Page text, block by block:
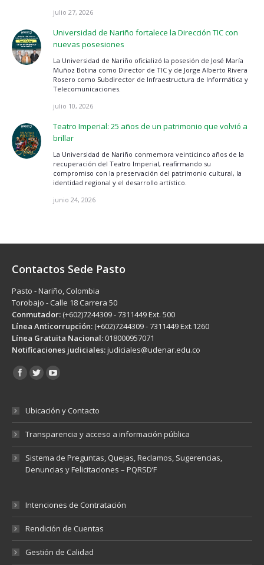
julio 27, 2026
Universidad de Nariño fortalece la Dirección TIC con
nuevas posesiones
La Universidad de Nariño oficializó la posesión de José María
Muñoz Botina como Director de TIC y de Jorge Alberto Rivera
Rosero como Subdirector de Infraestructura de Informática y
Telecomunicaciones.
julio 10, 2026
Teatro Imperial: 25 años de un patrimonio que volvió a
brillar
La Universidad de Nariño conmemora veinticinco años de la
recuperación del Teatro Imperial, reafirmando su
compromiso con la preservación del patrimonio cultural, la
identidad regional y el desarrollo artístico.
junio 24, 2026
Contactos Sede Pasto
Pasto - Nariño, Colombia
Torobajo - Calle 18 Carrera 50
Conmutador: (+602)7244309 - 7311449 Ext. 500
Línea Anticorrupción: (+602)7244309 - 7311449 Ext.1260
Línea Gratuita Nacional: 018000957071
Notificaciones judiciales:judiciales@udenar.edu.co
Encuéntranos en:
Ubicación y Contacto
Transparencia y acceso a información pública
Sistema de Preguntas, Quejas, Reclamos, Sugerencias,
Denuncias y Felicitaciones – PQRSD’F
Intenciones de Contratación
Rendición de Cuentas
Gestión de Calidad